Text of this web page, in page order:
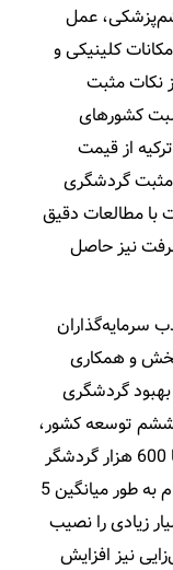
عمل
کلینیکی و
نکات مثبت
کشورهای
از قیمت
مثبت گردشگری
با مطالعات دقیق
نیز حاصل
بخش و همکاری
گردشگری
ششم توسعه کشور،
ایران برنامه دارد تا سال 2022 بین 500 تا 600 هزار گردشگر
سلامت را جذب کند و در صورتی که هرکدام به طور میانگین 5
زیادی را نصیب
نیز افزایش